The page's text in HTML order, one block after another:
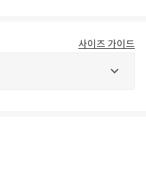
사이즈 가이드